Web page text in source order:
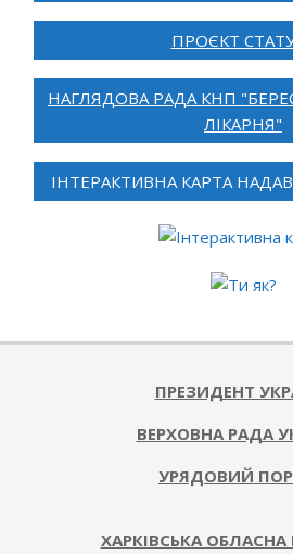
ПРОЄКТ
НАГЛЯДОВА РАДА КНП
ЛІКАРНЯ"
ІНТЕРАКТИВНА КАРТА
ПРЕЗИДЕНТ
ВЕРХОВНА РАДА
УРЯДОВИЙ
ХАРКІВСЬКА ОБЛАСНА